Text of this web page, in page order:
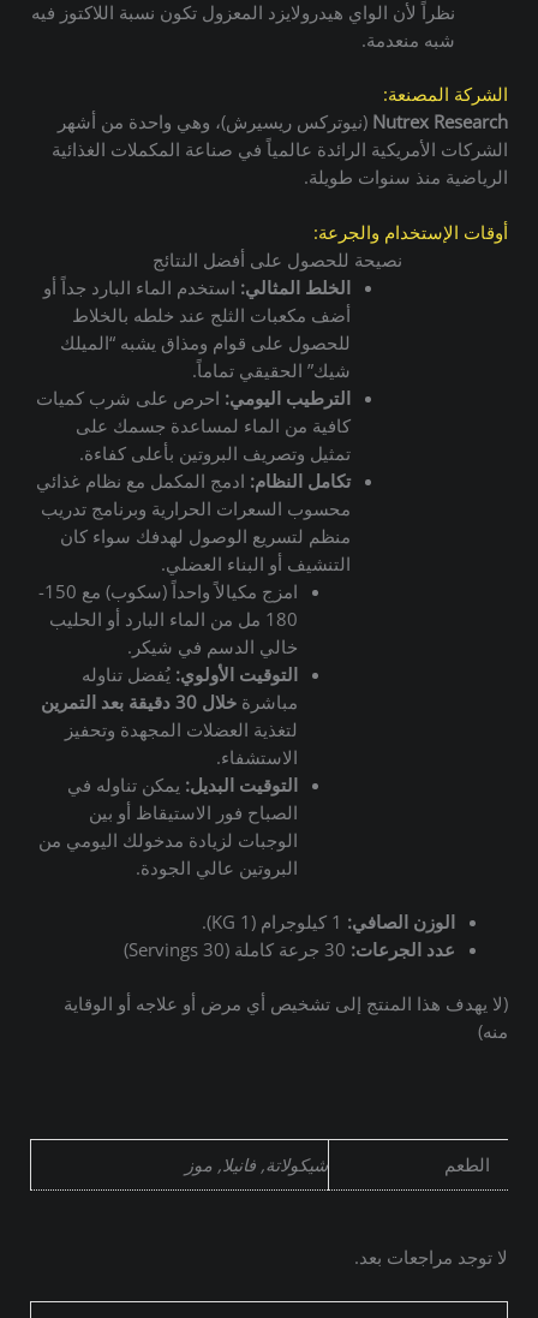
نظراً لأن الواي هيدرولايزد المعزول تكون نسبة اللاكتوز فيه
شبه منعدمة.
الشركة المصنعة:
Nutrex Research (نيوتركس ريسيرش)، وهي واحدة من أشهر
الشركات الأمريكية الرائدة عالمياً في صناعة المكملات الغذائية
الرياضية منذ سنوات طويلة.
أوقات الإستخدام والجرعة:
نصيحة للحصول على أفضل النتائج
الخلط المثالي: استخدم الماء البارد جداً أو
أضف مكعبات الثلج عند خلطه بالخلاط
للحصول على قوام ومذاق يشبه “الميلك
شيك” الحقيقي تماماً.
الترطيب اليومي: احرص على شرب كميات
كافية من الماء لمساعدة جسمك على
تمثيل وتصريف البروتين بأعلى كفاءة.
تكامل النظام: ادمج المكمل مع نظام غذائي
محسوب السعرات الحرارية وبرنامج تدريب
منظم لتسريع الوصول لهدفك سواء كان
التنشيف أو البناء العضلي.
امزج مكيالاً واحداً (سكوب) مع 150-
180 مل من الماء البارد أو الحليب
خالي الدسم في شيكر.
التوقيت الأولوي: يُفضل تناوله
مباشرةخلال 30 دقيقة بعد التمرين
لتغذية العضلات المجهدة وتحفيز
الاستشفاء.
التوقيت البديل: يمكن تناوله في
الصباح فور الاستيقاظ أو بين
الوجبات لزيادة مدخولك اليومي من
البروتين عالي الجودة.
الوزن الصافي:
عدد الجرعات:
(لا يهدف هذا المنتج إلى تشخيص أي مرض أو علاجه أو الوقاية
منه)
الطعم شيكولاتة, فانيلا, موز
لا توجد مراجعات بعد.